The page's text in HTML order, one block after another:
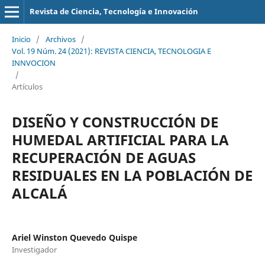
Revista de Ciencia, Tecnología e Innovación
Inicio / Archivos /
Vol. 19 Núm. 24 (2021): REVISTA CIENCIA, TECNOLOGIA E
INNVOCION
/
Artículos
DISEÑO Y CONSTRUCCIÓN DE
HUMEDAL ARTIFICIAL PARA LA
RECUPERACIÓN DE AGUAS
RESIDUALES EN LA POBLACIÓN DE
ALCALÁ
Ariel Winston Quevedo Quispe
Investigador